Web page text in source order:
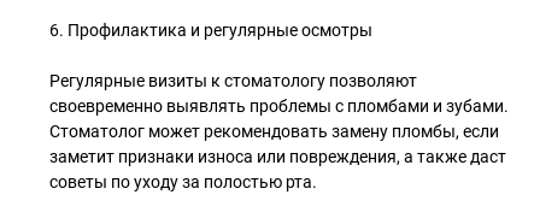
6. Профилактика и регулярные осмотры
Регулярные визиты к стоматологу позволяют
своевременно выявлять проблемы с пломбами и зубами.
Стоматолог может рекомендовать замену пломбы, если
заметит признаки износа или повреждения, а также даст
советы по уходу за полостью рта.